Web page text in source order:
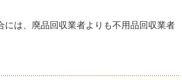
は、廃品回収業者よりも不用品回収業者